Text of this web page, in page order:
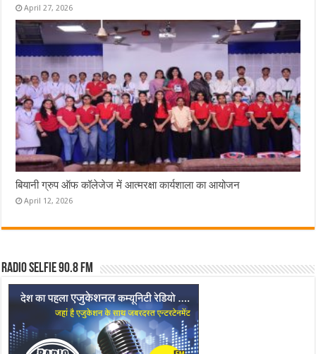
April 27, 2026
बियानी ग्रुप ऑफ कॉलेजेज में आत्मरक्षा कार्यशाला का आयोजन
April 12, 2026
Radio Selfie 90.8 FM